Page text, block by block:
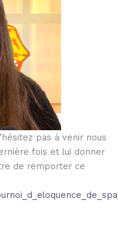
pas à venir nous
fois et lui donner
de remporter ce